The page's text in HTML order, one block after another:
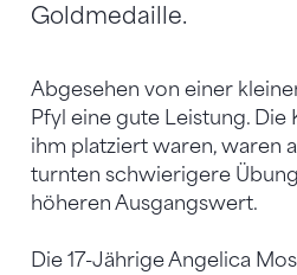
Goldmedaille.
Abgesehen von einer
Pfyl eine gute Leistung.
ihm platziert waren, waren
turnten schwierigere
höheren Ausgangswert.
Die 17-Jährige Angelica